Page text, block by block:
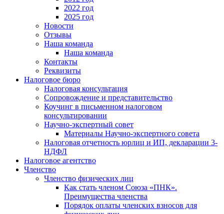
2022 год
2025 год
Новости
Отзывы
Наша команда
Наша команда
Контакты
Реквизиты
Налоговое бюро
Налоговая консультация
Cопровождение и представительство
Коучинг в письменном налоговом
консультировании
Научно-экспертный совет
Материалы Научно-экспертного совета
Налоговая отчетность юрлиц и ИП, декларации 3-
НДФЛ
Налоговое агентство
Членство
Членство физических лиц
Как стать членом Союза «ПНК».
Преимущества членства
Порядок оплаты членских взносов для